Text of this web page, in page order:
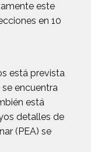
este
en 10
está prevista
encuentra
está
detalles de
(PEA) se